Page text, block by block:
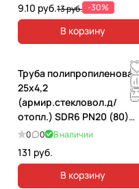
9.10 руб.13 руб. -30%
В корзину
Труба полипропиленовая
25х4,2
(армир.стекловол.д/
отопл.) SDR6 PN20 (80)
TEBO. 030010403
0 0 В наличии
131 руб.
В корзину